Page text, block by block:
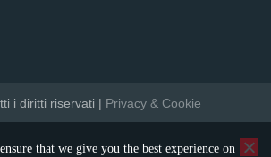
i diritti riservati | Privacy & Cookie
that we give you the best experience on